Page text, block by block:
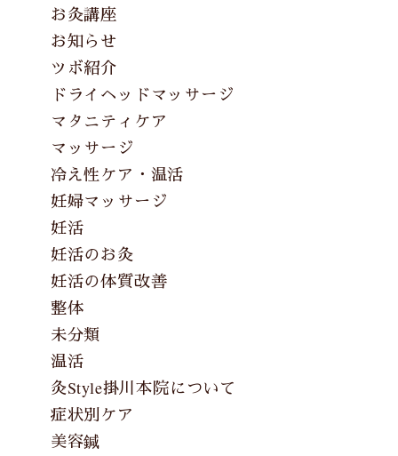
お灸講座
お知らせ
ツボ紹介
ドライヘッドマッサージ
マタニティケア
マッサージ
冷え性ケア・温活
妊婦マッサージ
妊活
妊活のお灸
妊活の体質改善
整体
未分類
温活
灸Style掛川本院について
症状別ケア
美容鍼